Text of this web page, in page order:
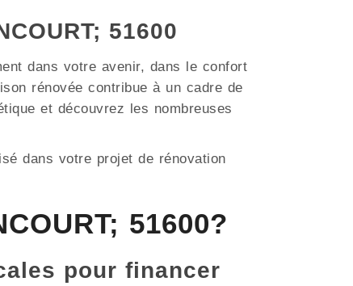
51600
dans votre avenir, dans le confort
rénovée contribue à un cadre de
et découvrez les nombreuses
dans votre projet de rénovation
51600?
pour financer